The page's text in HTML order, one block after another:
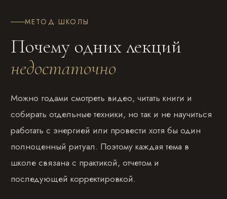
МЕТОД ШКОЛЫ
Почему одних лекций
недостаточно
Можно годами смотреть видео, читать книги и
собирать отдельные техники, но так и не научиться
работать с энергией или провести хотя бы один
полноценный ритуал. Поэтому каждая тема в
школе связана с практикой, отчетом и
последующей корректировкой.